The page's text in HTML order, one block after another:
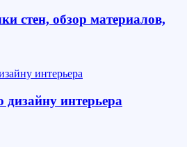
стен, обзор материалов,
интерьера